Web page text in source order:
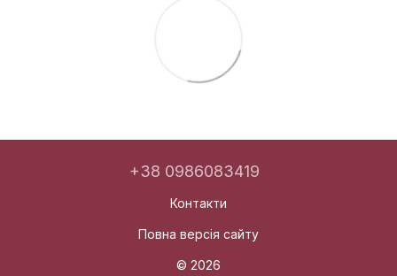
+38 0986083419
Контакти
Повна версія сайту
© 2026